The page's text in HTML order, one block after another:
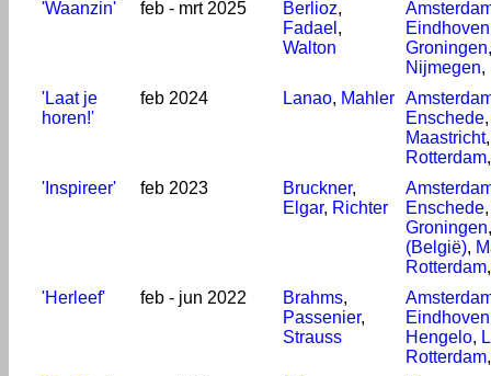
'Waanzin'
feb - mrt 2025 Berlioz,
Fadael ,
Walton
Eindhoven
Groningen
Nijmegen,
'Laat je
horen!'
feb 2024 Lanao, Mahler
Enschede
Maastricht
Rotterdam
'Inspireer'
feb 2023 Bruckner,
Elgar, Richter
Enschede
Groningen
(België),
Rotterdam
'Herleef'
feb - jun 2022 Brahms,
Passenier,
Strauss
Eindhoven
Hengelo,
Rotterdam